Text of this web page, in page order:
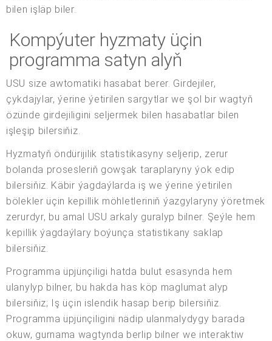
bilen işläp biler.
Kompýuter hyzmaty üçin
programma satyn alyň
USU size awtomatiki hasabat berer. Girdejiler,
çykdajylar, ýerine ýetirilen sargytlar we şol bir wagtyň
özünde girdejiligini seljermek bilen hasabatlar bilen
işleşip bilersiňiz.
Hyzmatyň öndürijilik statistikasyny seljerip, zerur
bolanda prosesleriň gowşak taraplaryny ýok edip
bilersiňiz. Käbir ýagdaýlarda iş we ýerine ýetirilen
bölekler üçin kepillik möhletleriniň ýazgylaryny ýöretmek
zerurdyr, bu amal USU arkaly guralyp bilner. Şeýle hem
kepillik ýagdaýlary boýunça statistikany saklap
bilersiňiz.
Programma üpjünçiligi hatda bulut esasynda hem
ulanylyp bilner, bu hakda has köp maglumat alyp
bilersiňiz; Iş üçin islendik hasap berip bilersiňiz.
Programma üpjünçiligini nädip ulanmalydygy barada
okuw, gurnama wagtynda berlip bilner we interaktiw